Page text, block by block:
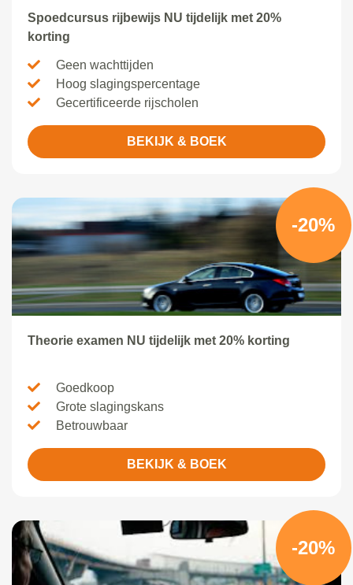
Spoedcursus rijbewijs NU tijdelijk met 20%
korting
Geen wachttijden
Hoog slagingspercentage
Gecertificeerde rijscholen
BEKIJK & BOEK
-20%
Theorie examen NU tijdelijk met 20% korting
Goedkoop
Grote slagingskans
Betrouwbaar
BEKIJK & BOEK
-20%